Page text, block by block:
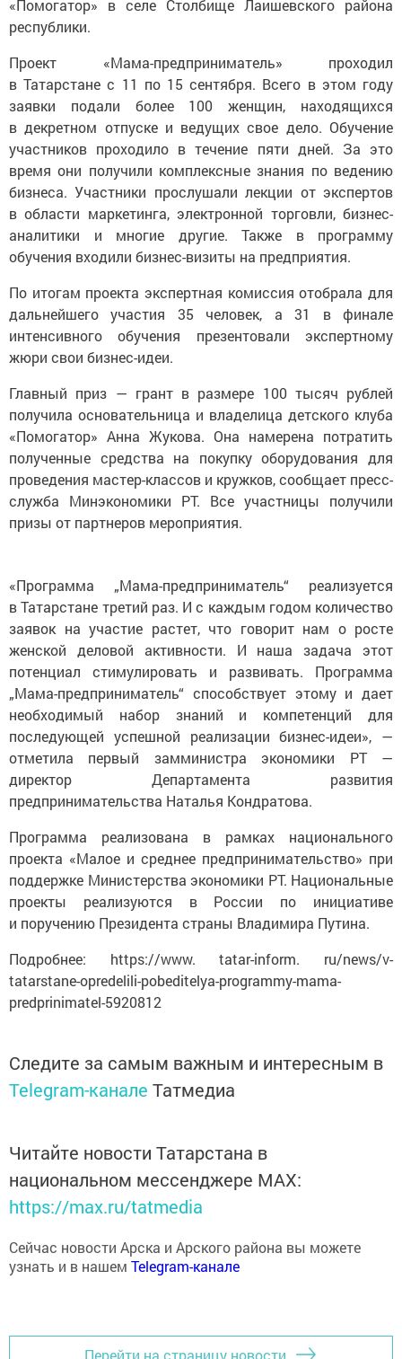
республики.
Проект «Мама-предприниматель» проходил
в Татарстане с 11 по 15 сентября. Всего в этом году
заявки подали более 100 женщин, находящихся
в декретном отпуске и ведущих свое дело. Обучение
участников проходило в течение пяти дней. За это
время они получили комплексные знания по ведению
бизнеса. Участники прослушали лекции от экспертов
в области маркетинга, электронной торговли, бизнес-
аналитики и многие другие. Также в программу
обучения входили бизнес-визиты на предприятия.
По итогам проекта экспертная комиссия отобрала для
дальнейшего участия 35 человек, а 31 в финале
интенсивного обучения презентовали экспертному
жюри свои бизнес-идеи.
Главный приз — грант в размере 100 тысяч рублей
получила основательница и владелица детского клуба
«Помогатор» Анна Жукова. Она намерена потратить
полученные средства на покупку оборудования для
проведения мастер-классов и кружков, сообщает пресс-
служба Минэкономики РТ. Все участницы получили
призы от партнеров мероприятия.
«Программа „Мама-предприниматель“ реализуется
в Татарстане третий раз. И с каждым годом количество
заявок на участие растет, что говорит нам о росте
женской деловой активности. И наша задача этот
потенциал стимулировать и развивать. Программа
„Мама-предприниматель“ способствует этому и дает
необходимый набор знаний и компетенций для
последующей успешной реализации бизнес-идеи», —
отметила первый замминистра экономики РТ —
директор Департамента развития
предпринимательства Наталья Кондратова.
Программа реализована в рамках национального
проекта «Малое и среднее предпринимательство» при
поддержке Министерства экономики РТ. Национальные
проекты реализуются в России по инициативе
и поручению Президента страны Владимира Путина.
Подробнее: https://www. tatar-inform. ru/news/v-
tatarstane-opredelili-pobeditelya-programmy-mama-
predprinimatel-5920812
Следите за самым важным и интересным в
Telegram-канале Татмедиа
Читайте новости Татарстана в
национальном мессенджере MАХ:
https://max.ru/tatmedia
Сейчас новости Арска и Арского района вы можете
узнать и в нашемTelegram-канале
Перейти на страницу новости